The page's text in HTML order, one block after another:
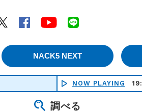
Twitter
Facebook YouTube
NACK5 NEXT
NOW PLAYING
調べる